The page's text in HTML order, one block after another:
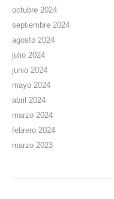
octubre 2024
septiembre 2024
agosto 2024
julio 2024
junio 2024
mayo 2024
abril 2024
marzo 2024
febrero 2024
marzo 2023